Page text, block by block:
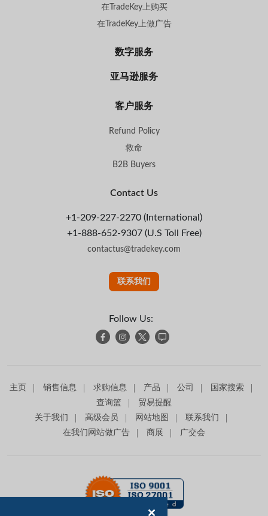
在TradeKey上购买
在TradeKey上做广告
数字服务
亚马逊服务
客户服务
Refund Policy
救命
B2B Buyers
Contact Us
+1-209-227-2270 (International)
+1-888-652-9307 (U.S Toll Free)
contactus@tradekey.com
联系我们
Follow Us:
主页 销售信息 求购信息 产品 公司
国家搜索
查询篮
贸易提醒
关于我们
高级会员 网站地图
联系我们
在我们网站做广告
商展 广交会